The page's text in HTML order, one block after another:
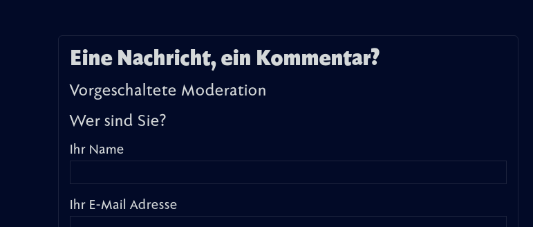
Eine Nachricht, ein Kommentar?
Vorgeschaltete Moderation
Wer sind Sie?
Ihr Name
Ihr E-Mail Adresse